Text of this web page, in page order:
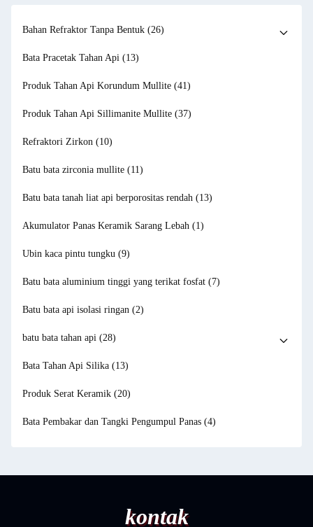
Bahan Refraktor Tanpa Bentuk (26)
Bata Pracetak Tahan Api (13)
Produk Tahan Api Korundum Mullite (41)
Produk Tahan Api Sillimanite Mullite (37)
Refraktori Zirkon (10)
Batu bata zirconia mullite (11)
Batu bata tanah liat api berporositas rendah (13)
Akumulator Panas Keramik Sarang Lebah (1)
Ubin kaca pintu tungku (9)
Batu bata aluminium tinggi yang terikat fosfat (7)
Batu bata api isolasi ringan (2)
batu bata tahan api (28)
Bata Tahan Api Silika (13)
Produk Serat Keramik (20)
Bata Pembakar dan Tangki Pengumpul Panas (4)
kontak